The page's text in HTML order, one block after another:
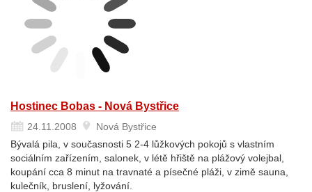
Hostinec Bobas - Nová Bystřice
24.11.2008
Nová Bystřice
Bývalá pila, v současnosti 5 2-4 lůžkových pokojů s vlastním
sociálním zařízením, salonek, v létě hřiště na plážový volejbal,
koupání cca 8 minut na travnaté a písečné pláži, v zimě sauna,
kulečník, bruslení, lyžování.